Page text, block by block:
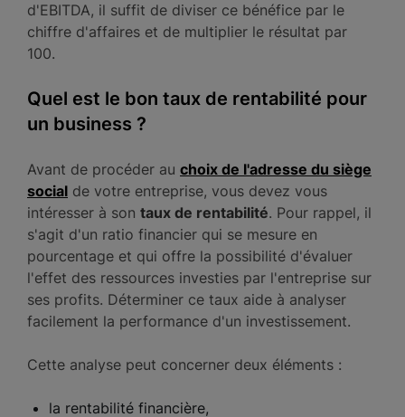
d'EBITDA, il suffit de diviser ce bénéfice par le
chiffre d'affaires et de multiplier le résultat par
100.
Quel est le bon taux de rentabilité pour
un business ?
Avant de procéder au choix de l'adresse du siège
social de votre entreprise, vous devez vous
intéresser à son taux de rentabilité. Pour rappel, il
s'agit d'un ratio financier qui se mesure en
pourcentage et qui offre la possibilité d'évaluer
l'effet des ressources investies par l'entreprise sur
ses profits. Déterminer ce taux aide à analyser
facilement la performance d'un investissement.
Cette analyse peut concerner deux éléments :
la rentabilité financière,